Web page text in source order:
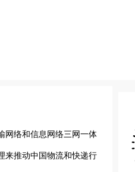
网络和信息网络三网一体
来推动中国物流和快递行